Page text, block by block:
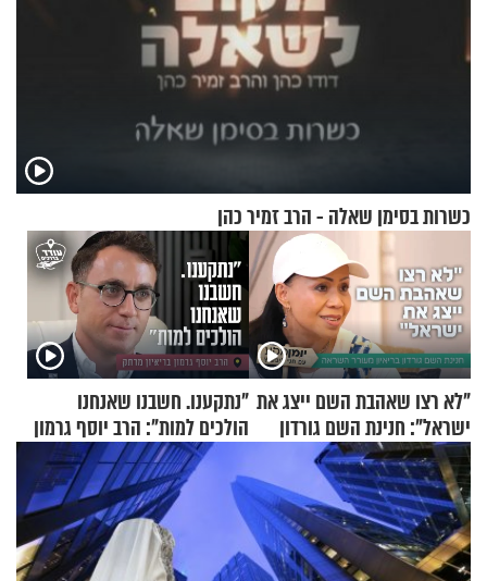
כשרות בסימן שאלה - הרב זמיר כהן
"לא רצו שאהבת השם ייצג את
ישראל": חנינת השם גורדון
בריאיון מעורר השראה
"נתקענו. חשבנו שאנחנו
הולכים למות": הרב יוסף גרמון
בריאיון מרתק